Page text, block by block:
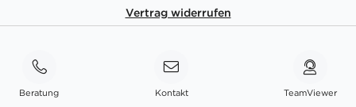
Vertrag widerrufen
Beratung Kontakt TeamViewer